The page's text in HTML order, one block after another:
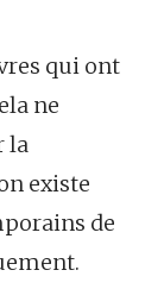
qui ont
ne
la
existe
de